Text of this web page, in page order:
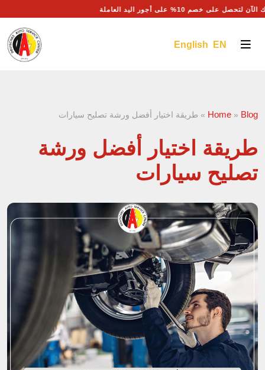
لتحصل على خصم 10% على أجور اليد العاملة
English EN
Home » Blog
» طريقة اختيار أفضل ورشة تصليح سيارات
طريقة اختيار أفضل ورشة
تصليح سيارات